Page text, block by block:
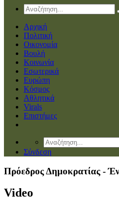
Αρχική
Πολιτική
Οικονομία
Βουλή
Κοινωνία
Εσωτερικά
Ευρώπη
Κόσμος
Αθλητικά
Virals
Επιστήμες
Σύνδεση
Πρόεδρος Δημοκρατίας -
Video